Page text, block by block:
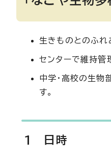
生きものとのふれ
センターで維持管
中学・高校の生物
す。
1 日時